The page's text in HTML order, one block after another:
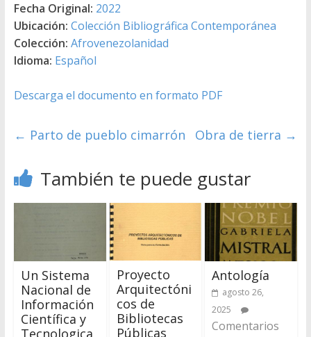
Fecha Original: 2022
Ubicación: Colección Bibliográfica Contemporánea
Colección: Afrovenezolanidad
Idioma: Español
Descarga el documento en formato PDF
← Parto de pueblo cimarrón Obra de tierra →
También te puede gustar
Un Sistema
Nacional de
Información
Científica y
Tecnologica
Proyecto
Arquitectóni
cos de
Bibliotecas
Públicas
Antología
agosto 26,
2025
Comentarios